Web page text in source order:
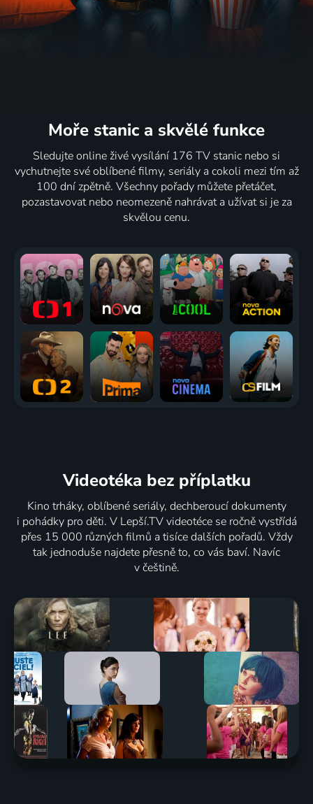
Moře stanic a skvělé funkce
Sledujte online živé vysílání 176 TV stanic nebo si
vychutnejte své oblíbené filmy, seriály a cokoli mezi tím až
100 dní zpětně. Všechny pořady můžete přetáčet,
pozastavovat nebo neomezeně nahrávat a užívat si je za
skvělou cenu.
Videotéka bez příplatku
Kino trháky, oblíbené seriály, dechberoucí dokumenty
i pohádky pro děti. V Lepší.TV videotéce se ročně vystřídá
přes 15 000 různých filmů a tisíce dalších pořadů. Vždy
tak jednoduše najdete přesně to, co vás baví. Navíc
v češtině.